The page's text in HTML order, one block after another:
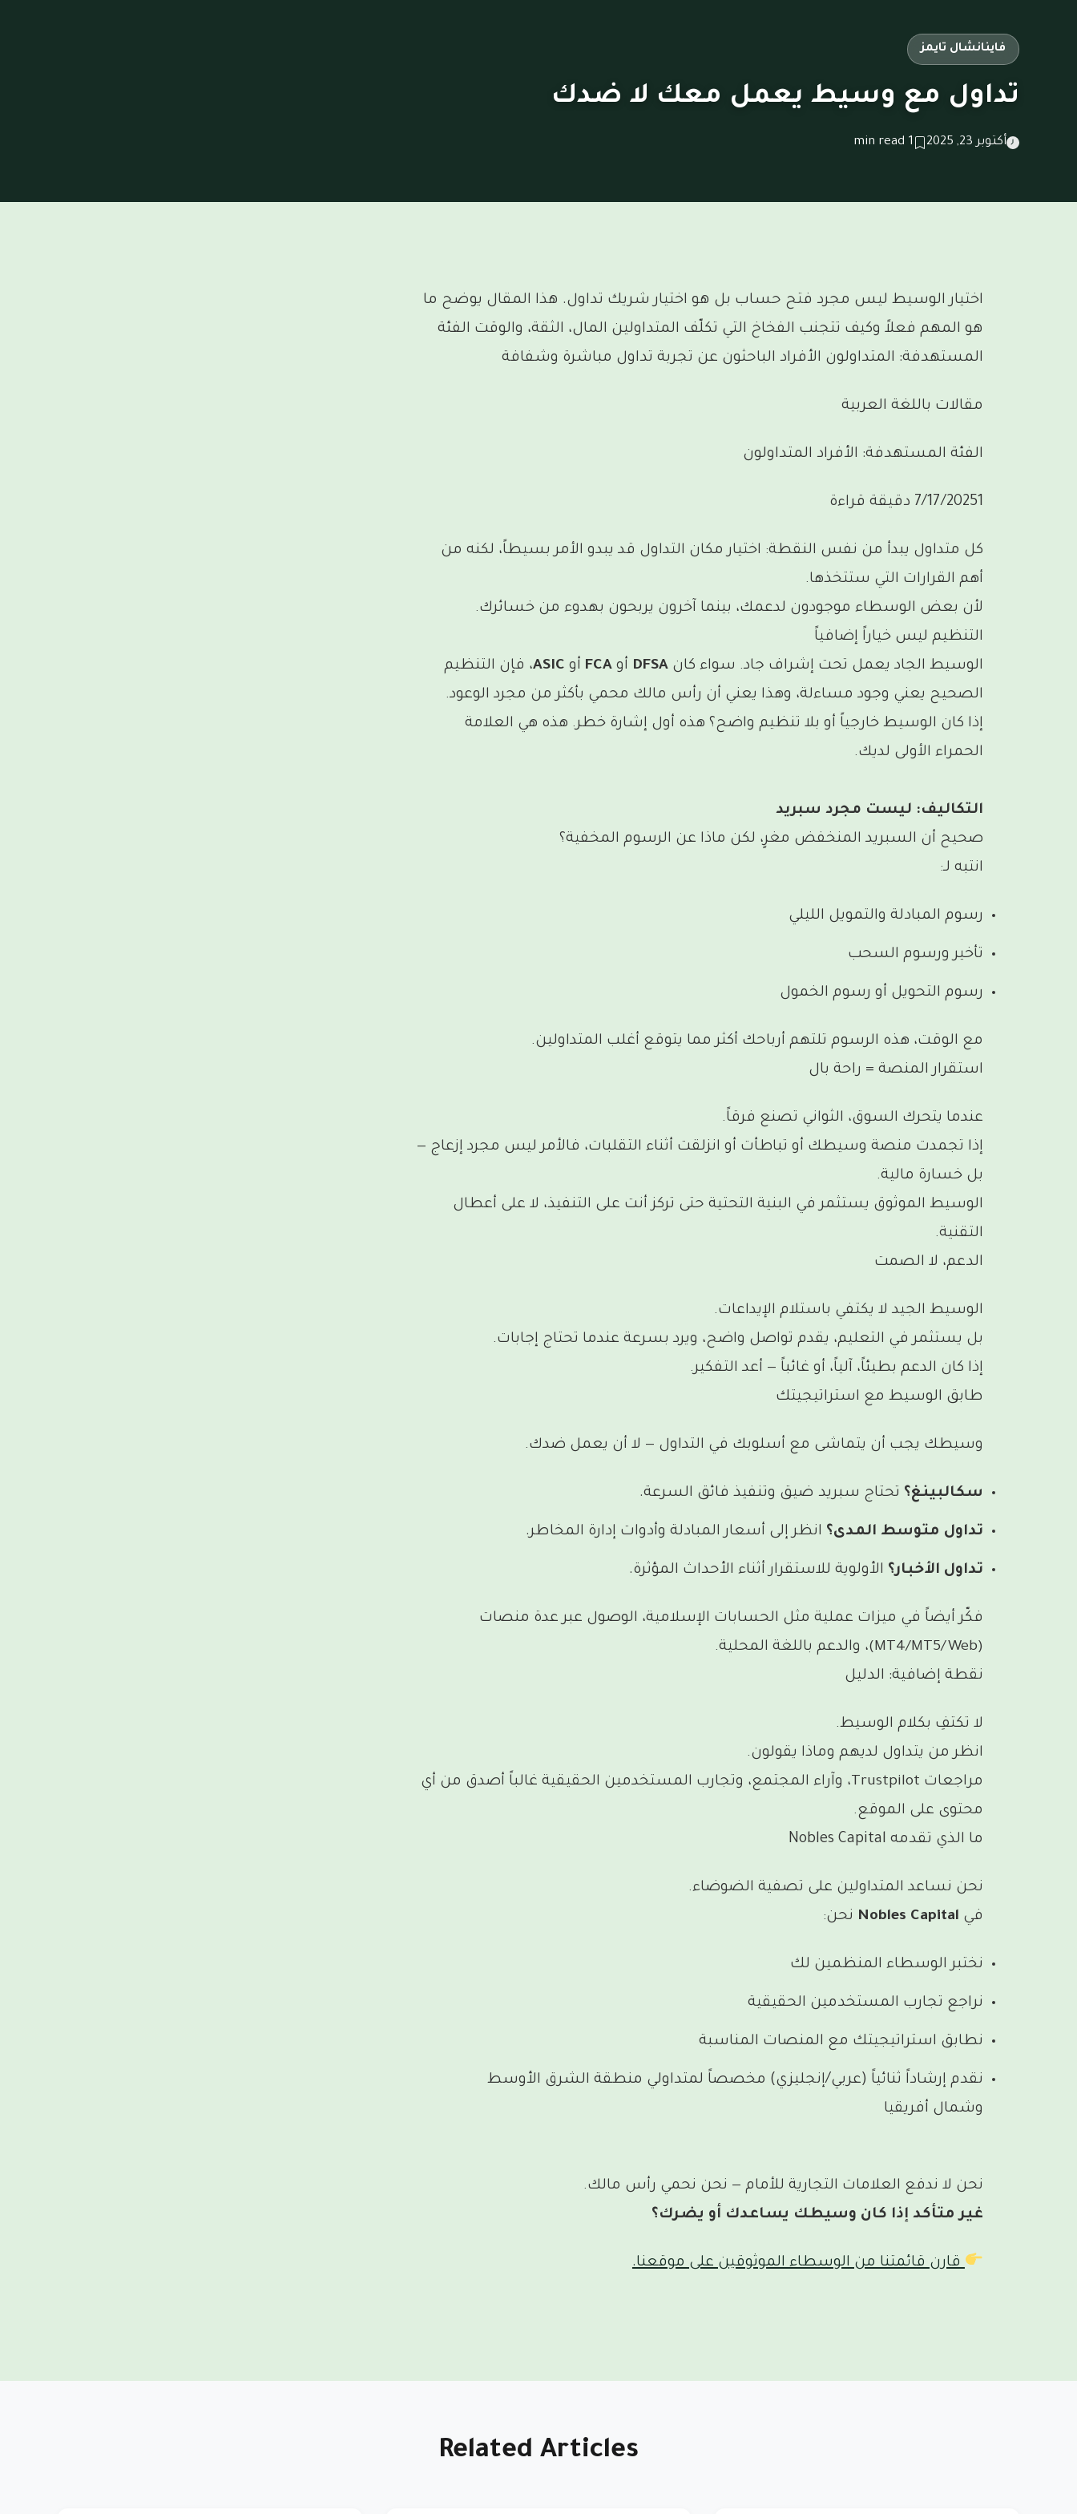
فاينانشال تايمز
تداول مع وسيط يعمل معك لا ضدك
أكتوبر 23, 2025 1 min read
اختيار الوسيط ليس مجرد فتح حساب بل هو اختيار شريك تداول. هذا المقال يوضح ما
هو المهم فعلاً وكيف تتجنب الفخاخ التي تكلّف المتداولين المال، الثقة، والوقت الفئة
المستهدفة: المتداولون الأفراد الباحثون عن تجربة تداول مباشرة وشفافة
مقالات باللغة العربية
الفئة المستهدفة: الأفراد المتداولون
7/17/20251 دقيقة قراءة
كل متداول يبدأ من نفس النقطة: اختيار مكان التداول قد يبدو الأمر بسيطاً، لكنه من
أهم القرارات التي ستتخذها.
لأن بعض الوسطاء موجودون لدعمك، بينما آخرون يربحون بهدوء من خسائرك.
التنظيم ليس خياراً إضافياً
الوسيط الجاد يعمل تحت إشراف جاد. سواء كان DFSA أو FCA أو ASIC، فإن التنظيم
الصحيح يعني وجود مساءلة، وهذا يعني أن رأس مالك محمي بأكثر من مجرد الوعود.
إذا كان الوسيط خارجياً أو بلا تنظيم واضح؟ هذه أول إشارة خطر. هذه هي العلامة
الحمراء الأولى لديك.
التكاليف: ليست مجرد سبريد
صحيح أن السبريد المنخفض مغرٍ، لكن ماذا عن الرسوم المخفية؟
انتبه لـ:
رسوم المبادلة والتمويل الليلي
تأخير ورسوم السحب
رسوم التحويل أو رسوم الخمول
مع الوقت، هذه الرسوم تلتهم أرباحك أكثر مما يتوقع أغلب المتداولين.
استقرار المنصة = راحة بال
عندما يتحرك السوق، الثواني تصنع فرقاً.
إذا تجمدت منصة وسيطك أو تباطأت أو انزلقت أثناء التقلبات، فالأمر ليس مجرد إزعاج —
بل خسارة مالية.
الوسيط الموثوق يستثمر في البنية التحتية حتى تركز أنت على التنفيذ، لا على أعطال
التقنية.
الدعم، لا الصمت
الوسيط الجيد لا يكتفي باستلام الإيداعات.
بل يستثمر في التعليم، يقدم تواصل واضح، ويرد بسرعة عندما تحتاج إجابات.
إذا كان الدعم بطيئاً، آلياً، أو غائباً — أعد التفكير.
طابق الوسيط مع استراتيجيتك
وسيطك يجب أن يتماشى مع أسلوبك في التداول — لا أن يعمل ضدك.
سكالبينغ؟ تحتاج سبريد ضيق وتنفيذ فائق السرعة.
تداول متوسط المدى؟ انظر إلى أسعار المبادلة وأدوات إدارة المخاطر.
تداول الأخبار؟ الأولوية للاستقرار أثناء الأحداث المؤثرة.
فكّر أيضاً في ميزات عملية مثل الحسابات الإسلامية، الوصول عبر عدة منصات
(MT4/MT5/Web)، والدعم باللغة المحلية.
نقطة إضافية: الدليل
لا تكتفِ بكلام الوسيط.
انظر من يتداول لديهم وماذا يقولون.
مراجعات Trustpilot، وآراء المجتمع، وتجارب المستخدمين الحقيقية غالباً أصدق من أي
محتوى على الموقع.
ما الذي تقدمه Nobles Capital
نحن نساعد المتداولين على تصفية الضوضاء.
في Nobles Capital نحن:
نختبر الوسطاء المنظمين لك
نراجع تجارب المستخدمين الحقيقية
نطابق استراتيجيتك مع المنصات المناسبة
نقدم إرشاداً ثنائياً (عربي/إنجليزي) مخصصاً لمتداولي منطقة الشرق الأوسط
وشمال أفريقيا
نحن لا ندفع العلامات التجارية للأمام — نحن نحمي رأس مالك.
غير متأكد إذا كان وسيطك يساعدك أو يضرك؟
قارن قائمتنا من الوسطاء الموثوقين على موقعنا.
Related Articles